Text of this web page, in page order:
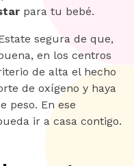
para tu bebé.
segura de que,
en los centros
de alta el hecho
de oxígeno y haya
peso. En ese
ir a casa contigo.